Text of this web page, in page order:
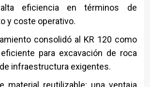
eficiencia en términos de
y coste operativo.
consolidó al KR 120 como
para excavación de roca
infraestructura exigentes.